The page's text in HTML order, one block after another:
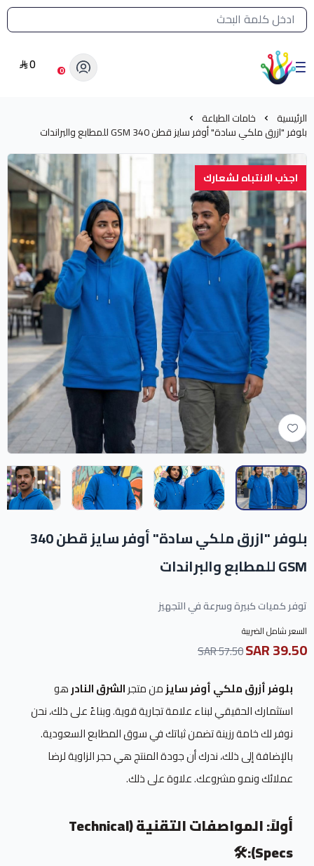
القائمة الرئيسية لمتجر الشرق النادر
الشرق النادر بيع مستلزمات طباعة حرارية 0
0
الرئيسية خامات الطباعة
بلوفر "ازرق ملكي سادة" أوفر سايز قطن 340 GSM للمطابع والبراندات
اجذب الانتباه لشعارك
بلوفر "ازرق ملكي سادة" أوفر سايز قطن 340
GSM للمطابع والبراندات
توفر كميات كبيرة وسرعة في التجهيز
السعر شامل الضريبة
39.50 SAR
57.50 SAR
بلوفر أزرق ملكي أوفر سايزمن متجرالشرق النادرهو
استثمارك الحقيقي لبناء علامة تجارية قوية. وبناءً على ذلك، نحن
نوفر لك خامة رزينة تضمن ثباتك في سوق المطابع السعودية.
بالإضافة إلى ذلك، ندرك أن جودة المنتج هي حجر الزاوية لرضا
عملائك ونمو مشروعك. علاوة على ذلك.
أولاً: المواصفات التقنية (Technical
Specs):
🛠️